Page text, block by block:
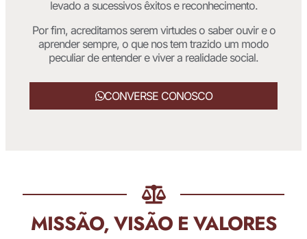
levado a sucessivos êxitos e reconhecimento.
Por fim, acreditamos serem virtudes o saber ouvir e o
aprender sempre, o que nos tem trazido um modo
peculiar de entender e viver a realidade social.
CONVERSE CONOSCO
MISSÃO, VISÃO E VALORES